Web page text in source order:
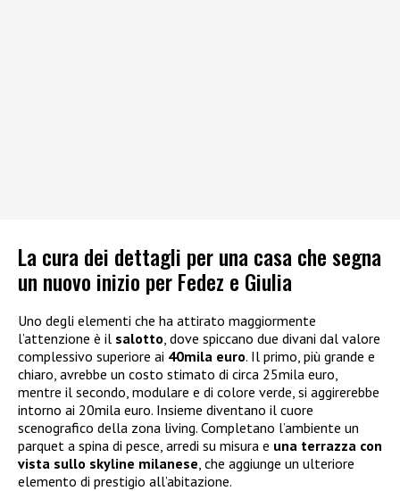
La cura dei dettagli per una casa che segna
un nuovo inizio per Fedez e Giulia
Uno degli elementi che ha attirato maggiormente
l’attenzione è il salotto , dove spiccano due divani dal valore
complessivo superiore ai 40mila euro. Il primo, più grande e
chiaro, avrebbe un costo stimato di circa 25mila euro,
mentre il secondo, modulare e di colore verde, si aggirerebbe
intorno ai 20mila euro. Insieme diventano il cuore
scenografico della zona living. Completano l’ambiente un
parquet a spina di pesce, arredi su misura e una terrazza con
vista sullo skyline milanese , che aggiunge un ulteriore
elemento di prestigio all’abitazione.